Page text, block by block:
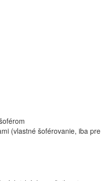
(vlastné šoférovanie, iba pre